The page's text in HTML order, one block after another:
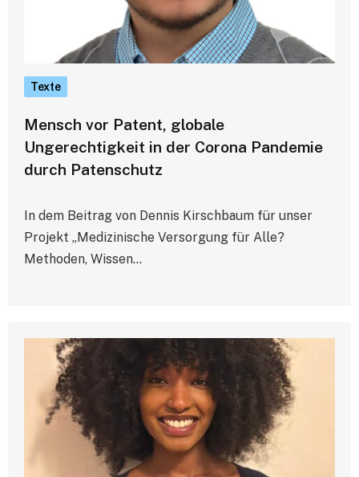
Texte
Mensch vor Patent, globale
Ungerechtigkeit in der Corona Pandemie
durch Patenschutz
In dem Beitrag von Dennis Kirschbaum für unser
Projekt „Medizinische Versorgung für Alle?
Methoden, Wissen…